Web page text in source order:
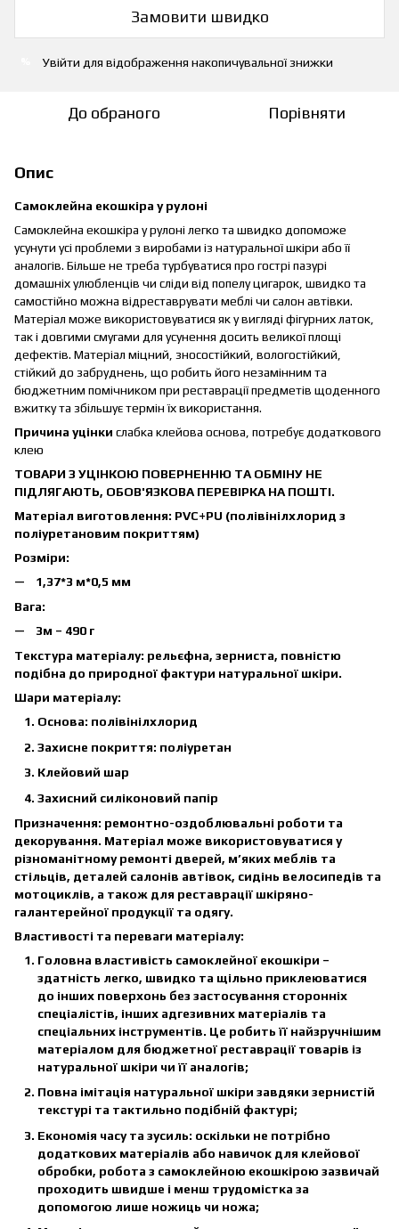
Замовити швидко
Увійти для відображення накопичувальної знижки
До обраного Порівняти
Опис
Самоклейна екошкіра у рулоні
Самоклейна екошкіра у рулоні легко та швидко допоможе
усунути усі проблеми з виробами із натуральної шкіри або її
аналогів. Більше не треба турбуватися про гострі пазурі
домашніх улюбленців чи сліди від попелу цигарок, швидко та
самостійно можна відреставрувати меблі чи салон автівки.
Матеріал може використовуватися як у вигляді фігурних латок,
так і довгими смугами для усунення досить великої площі
дефектів. Матеріал міцний, зносостійкий, вологостійкий,
стійкий до забруднень, що робить його незамінним та
бюджетним помічником при реставрації предметів щоденного
вжитку та збільшує термін їх використання.
Причина уцінки слабка клейова основа, потребує додаткового
клею
ТОВАРИ З УЦІНКОЮ ПОВЕРНЕННЮ ТА ОБМІНУ НЕ
ПІДЛЯГАЮТЬ, ОБОВ'ЯЗКОВА ПЕРЕВІРКА НА ПОШТІ.
Матеріал виготовлення: PVC+PU (полівінілхлорид з
поліуретановим покриттям)
Розміри:
1,37*3 м*0,5 мм
Вага:
3м – 490 г
Текстура матеріалу: рельєфна, зерниста, повністю
подібна до природної фактури натуральної шкіри.
Шари матеріалу:
Основа: полівінілхлорид
Захисне покриття: поліуретан
Клейовий шар
Захисний силіконовий папір
Призначення: ремонтно-оздоблювальні роботи та
декорування. Матеріал може використовуватися у
різноманітному ремонті дверей, м’яких меблів та
стільців, деталей салонів автівок, сидінь велосипедів та
мотоциклів, а також для реставрації шкіряно-
галантерейної продукції та одягу.
Властивості та переваги матеріалу:
Головна властивість самоклейної екошкіри –
здатність легко, швидко та щільно приклеюватися
до інших поверхонь без застосування сторонніх
спеціалістів, інших адгезивних матеріалів та
спеціальних інструментів. Це робить її найзручнішим
матеріалом для бюджетної реставрації товарів із
натуральної шкіри чи її аналогів;
Повна імітація натуральної шкіри завдяки зернистій
текстурі та тактильно подібній фактурі;
Економія часу та зусиль: оскільки не потрібно
додаткових матеріалів або навичок для клейової
обробки, робота з самоклейною екошкірою зазвичай
проходить швидше і менш трудомістка за
допомогою лише ножиць чи ножа;